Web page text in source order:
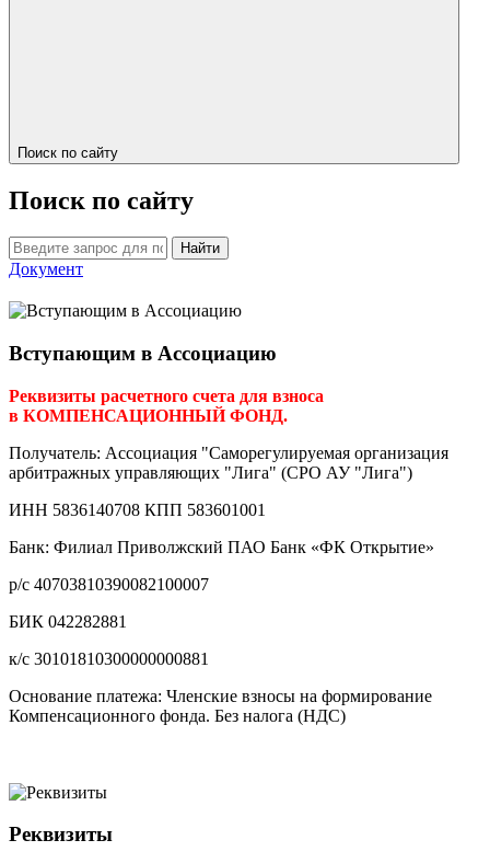
Поиск по сайту
Поиск по сайту
Найти
Документ
Вступающим в Ассоциацию
Реквизиты расчетного счета для взноса
в КОМПЕНСАЦИОННЫЙ ФОНД.
Получатель: Ассоциация "Саморегулируемая организация
арбитражных управляющих "Лига" (СРО АУ "Лига")
ИНН 5836140708 КПП 583601001
Банк: Филиал Приволжский ПАО Банк «ФК Открытие»
р/с 40703810390082100007
БИК 042282881
к/с 30101810300000000881
Основание платежа: Членские взносы на формирование
Компенсационного фонда. Без налога (НДС)
Реквизиты